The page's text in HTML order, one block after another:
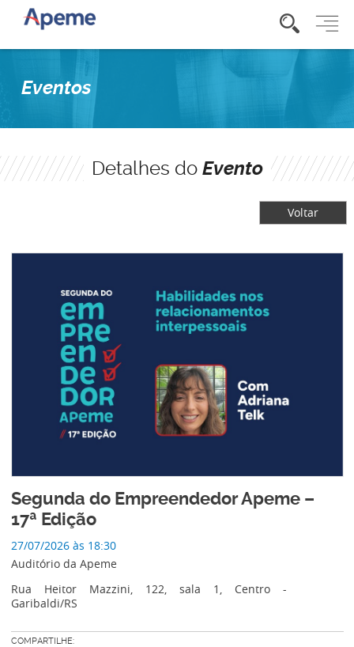
Eventos
Detalhes do Evento
Voltar
Segunda do Empreendedor Apeme –
17ª Edição
27/07/2026 às 18:30
Auditório da Apeme
Rua Heitor Mazzini, 122, sala 1, Centro -
Garibaldi/RS
COMPARTILHE: